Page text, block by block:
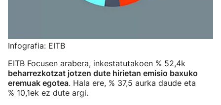
Infografia: EITB
EITB Focusen arabera, inkestatutakoen % 52,4k
beharrezkotzat jotzen dute hirietan emisio baxuko
eremuak egotea. Hala ere, % 37,5 aurka daude eta
% 10,1ek ez dute argi.